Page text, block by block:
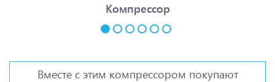
Компрессор
Вместе с этим компрессором покупают